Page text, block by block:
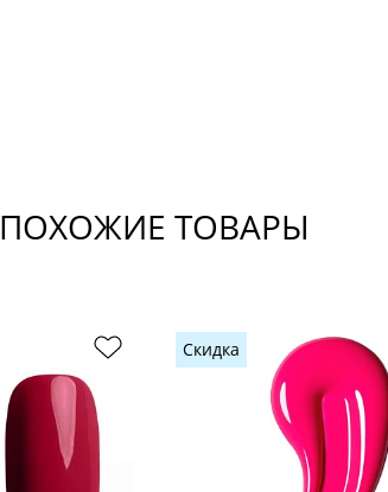
ПОХОЖИЕ ТОВАРЫ
Скидка